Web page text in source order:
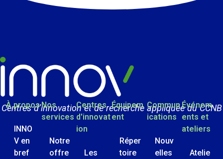
Centres d’innovation et de recherche appliquée du CCNB
À propos
INNO
V en
bref
Nos
services
Notre
offre
Centres
d'innovat
ion
Les
Équipem
ent
Réper
toire
Commun
ications
Nouv
elles
Événem
ents et
ateliers
Atelie